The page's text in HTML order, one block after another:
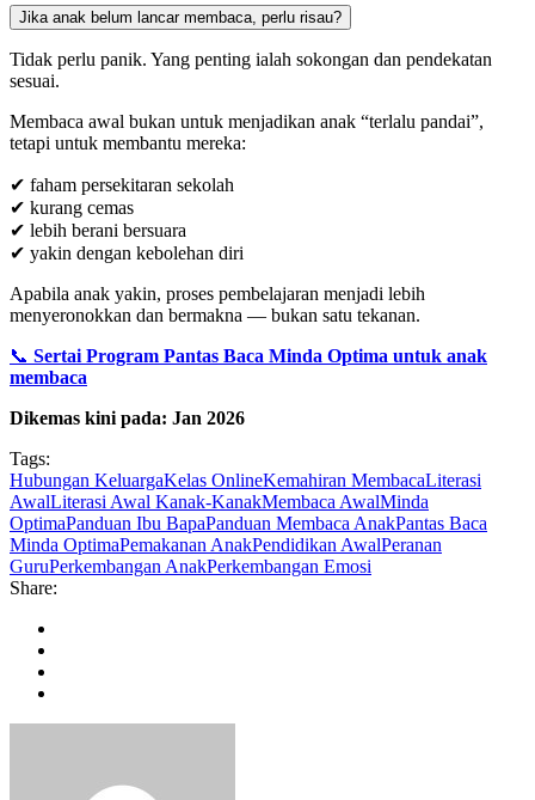
Jika anak belum lancar membaca, perlu risau?
Tidak perlu panik. Yang penting ialah sokongan dan pendekatan
sesuai.
Membaca awal bukan untuk menjadikan anak “terlalu pandai”,
tetapi untuk membantu mereka:
✔ faham persekitaran sekolah
✔ kurang cemas
✔ lebih berani bersuara
✔ yakin dengan kebolehan diri
Apabila anak yakin, proses pembelajaran menjadi lebih
menyeronokkan dan bermakna — bukan satu tekanan.
📞 Sertai Program Pantas Baca Minda Optima untuk anak
membaca
Dikemas kini pada: Jan 2026
Tags:
Hubungan KeluargaKelas OnlineKemahiran MembacaLiterasi
AwalLiterasi Awal Kanak-KanakMembaca AwalMinda
OptimaPanduan Ibu BapaPanduan Membaca AnakPantas Baca
Minda OptimaPemakanan AnakPendidikan AwalPeranan
GuruPerkembangan AnakPerkembangan Emosi
Share: